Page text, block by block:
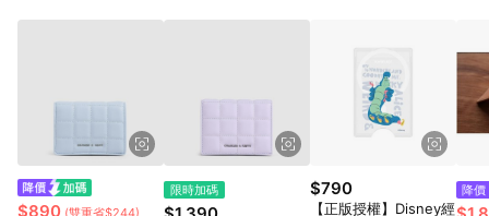
$890 (雙重省$244)
限時加碼 $790
【正版授權】Disney經
降價